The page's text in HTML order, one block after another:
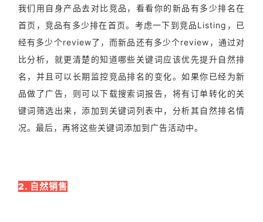
我们用自身产品去对比竞品，看看你的新品有多少排名在
首页，竞品有多少排在首页。考虑一下到竞品Listing，已
经有多少个review了，而新品还有多少个review，通过对
比分析，就更清楚的知道哪些关键词应该优先提升自然排
名，并且可以长期监控竞品排名的变化。如果你已经为新
品做了广告，则可以下载搜索词报告，将有订单转化的关
键词筛选出来，添加到关键词列表中，分析其自然排名情
况。最后，再将这些关键词添加到广告活动中。
2. 自然销售